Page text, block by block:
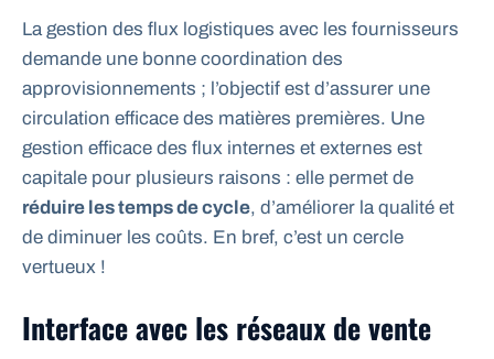
La gestion des flux logistiques avec les fournisseurs
demande une bonne coordination des
approvisionnements ; l’objectif est d’assurer une
circulation efficace des matières premières. Une
gestion efficace des flux internes et externes est
capitale pour plusieurs raisons : elle permet de
réduire les temps de cycle, d’améliorer la qualité et
de diminuer les coûts. En bref, c’est un cercle
vertueux !
Interface avec les réseaux de vente